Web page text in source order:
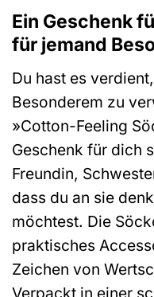
Ein Geschenk
für jemand
Du hast es
Besonderem zu
»Cotton-Feeling
Geschenk für dich
Freundin,
dass du an sie
möchtest. Die
praktisches
Zeichen von
Verpackt in einer